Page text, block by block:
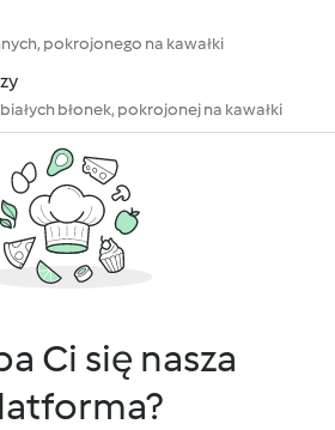
pokrojonego na kawałki
błonek, pokrojonej na kawałki
Ci się nasza